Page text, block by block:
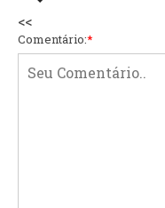
<<
Comentário:*